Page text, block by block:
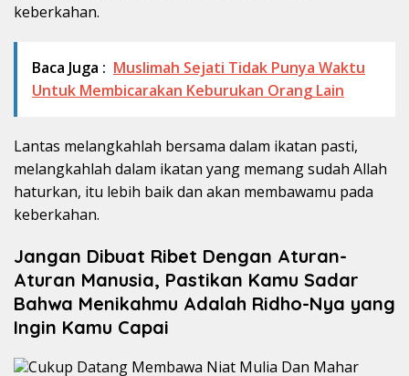
keberkahan.
Baca Juga : Muslimah Sejati Tidak Punya Waktu
Untuk Membicarakan Keburukan Orang Lain
Lantas melangkahlah bersama dalam ikatan pasti,
melangkahlah dalam ikatan yang memang sudah Allah
haturkan, itu lebih baik dan akan membawamu pada
keberkahan.
Jangan Dibuat Ribet Dengan Aturan-
Aturan Manusia, Pastikan Kamu Sadar
Bahwa Menikahmu Adalah Ridho-Nya yang
Ingin Kamu Capai